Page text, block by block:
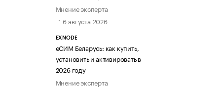
Мнение эксперта
6 августа 2026
EXNODE
еСИМ Беларусь: как купить,
установить и активировать в
2026 году
Мнение эксперта